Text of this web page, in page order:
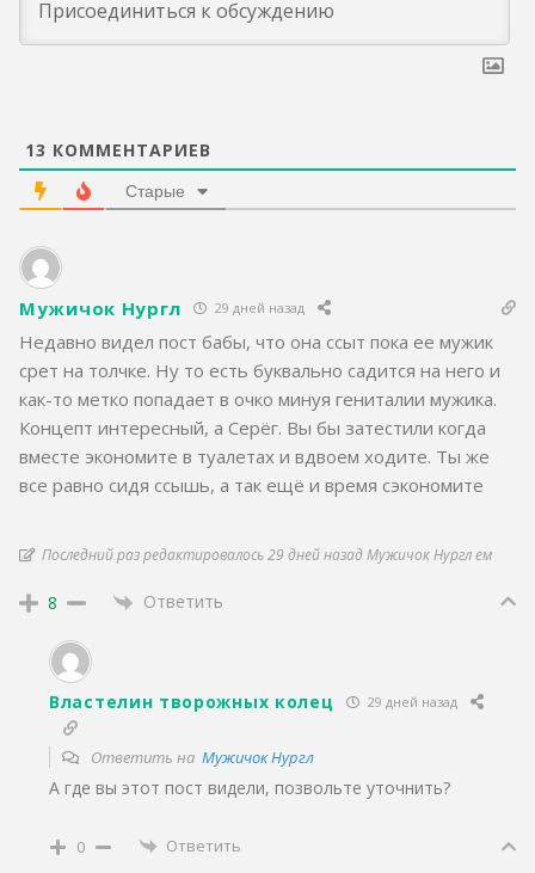
13 КОММЕНТАРИЕВ
Старые
Мужичок Нургл 29 дней назад
Недавно видел пост бабы, что она ссыт пока ее мужик
срет на толчке. Ну то есть буквально садится на него и
как-то метко попадает в очко минуя гениталии мужика.
Концепт интересный, а Серёг. Вы бы затестили когда
вместе экономите в туалетах и вдвоем ходите. Ты же
все равно сидя ссышь, а так ещё и время сэкономите
Последний раз редактировалось 29 дней назад Мужичок Нургл ем
8 Ответить
Властелин творожных колец 29 дней назад
Ответить на Мужичок Нургл
А где вы этот пост видели, позвольте уточнить?
0 Ответить